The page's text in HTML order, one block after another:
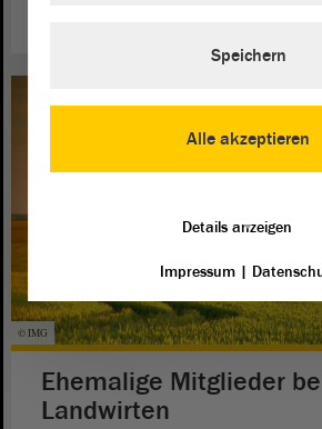
© IMG
Ehemalige Mitglieder
Landwirten
Alle akzeptieren
Speichern
Details anzeigen
Impressum|